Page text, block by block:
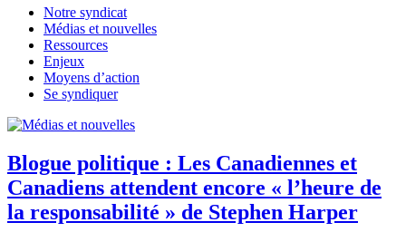
Notre syndicat
Médias et nouvelles
Ressources
Enjeux
Moyens d’action
Se syndiquer
Blogue politique : Les Canadiennes et
Canadiens attendent encore « l’heure de
la responsabilité » de Stephen Harper